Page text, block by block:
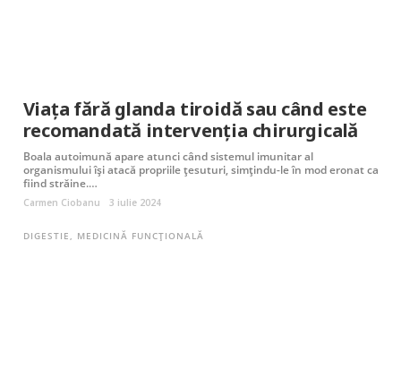
Viața fără glanda tiroidă sau când este
recomandată intervenția chirurgicală
Boala autoimună apare atunci când sistemul imunitar al
organismului își atacă propriile țesuturi, simțindu-le în mod eronat ca
fiind străine.…
Carmen Ciobanu 3 iulie 2024
DIGESTIE, MEDICINĂ FUNCȚIONALĂ